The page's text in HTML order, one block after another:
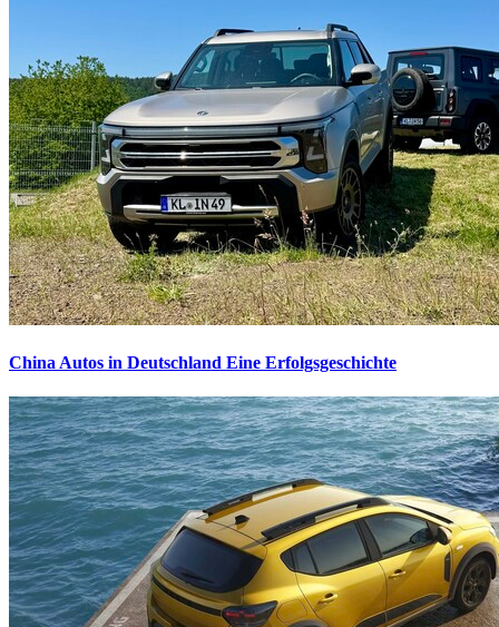
China Autos in Deutschland Eine Erfolgsgeschichte